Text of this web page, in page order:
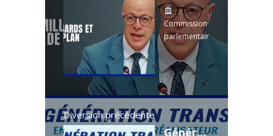
Commission
parlementair
e — Crédits
Transport
2026-2027
Bilans de
santé payés
aux VP de la
SAAQ, 1,6 G$
Diversion précédente
Génération Trans : entretien avec le réalisateur Jean-Pierre Roy